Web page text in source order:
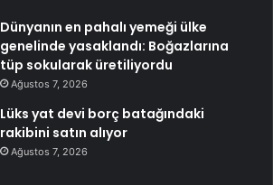
Dünyanın en pahalı yemeği ülke
genelinde yasaklandı: Boğazlarına
tüp sokularak üretiliyordu
Ağustos 7, 2026
Lüks yat devi borç batağındaki
rakibini satın alıyor
Ağustos 7, 2026